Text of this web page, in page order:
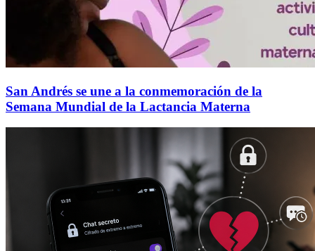
San Andrés se une a la conmemoración de la
Semana Mundial de la Lactancia Materna